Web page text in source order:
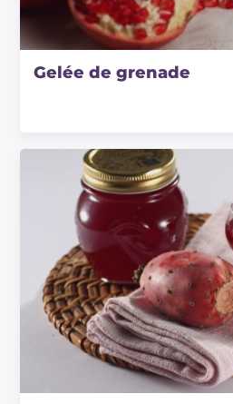
Gelée de grenade